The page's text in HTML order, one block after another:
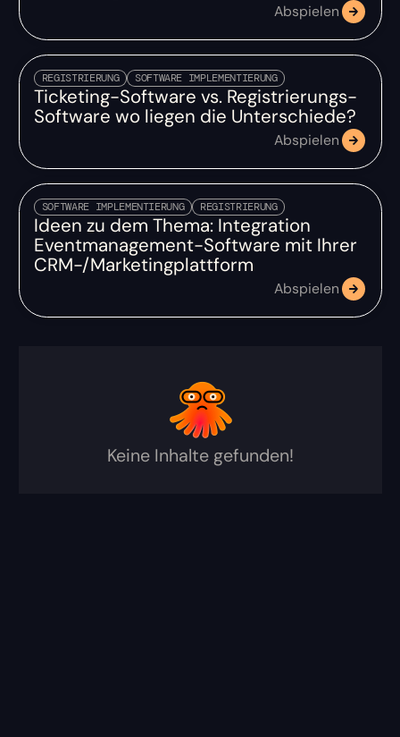
Abspielen
REGISTRIERUNG SOFTWARE IMPLEMENTIERUNG
Ticketing-Software vs. Registrierungs-
Software wo liegen die Unterschiede?
Abspielen
SOFTWARE IMPLEMENTIERUNG REGISTRIERUNG
Ideen zu dem Thema: Integration
Eventmanagement-Software mit Ihrer
CRM-/Marketingplattform
Abspielen
Keine Inhalte gefunden!